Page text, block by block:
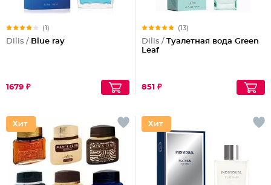
(1)
Dilis / Blue ray
1679 ₽
(13)
Dilis / Туалетная вода Green
Leaf
851 ₽